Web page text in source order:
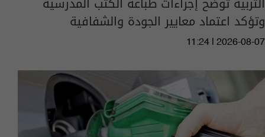
وتؤكد اعتماد معايير الجودة والشفافية
11:24 | 2026-08-07